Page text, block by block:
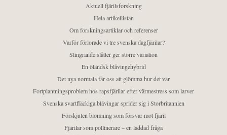
Aktuell fjärilsforskning
Hela artikellistan
Om forskningsartiklar och referenser
Varför förlorade vi tre svenska dagfjärilar?
Slingrande slåtter ger större variation
En öländsk blåvingehybrid
Det nya normala får oss att glömma hur det var
Fortplantningsproblem hos rapsfjärilar efter värmestress som larver
Svenska svartfläckiga blåvingar sprider sig i Storbritannien
Förskjuten blomning som försvar mot fjäril
Fjärilar som pollinerare – en laddad fråga